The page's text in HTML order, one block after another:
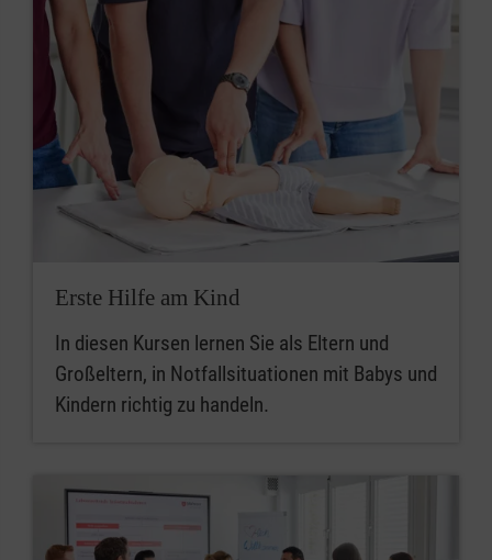
Erste Hilfe am Kind
In diesen Kursen lernen Sie als Eltern und
Großeltern, in Notfallsituationen mit Babys und
Kindern richtig zu handeln.